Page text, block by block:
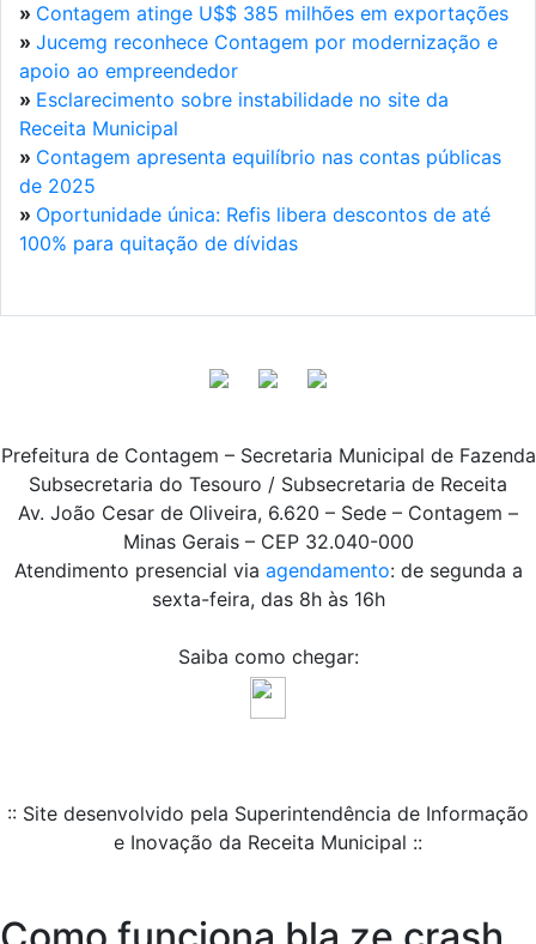
» Contagem atinge U$$ 385 milhões em exportações
» Jucemg reconhece Contagem por modernização e
apoio ao empreendedor
» Esclarecimento sobre instabilidade no site da
Receita Municipal
» Contagem apresenta equilíbrio nas contas públicas
de 2025
» Oportunidade única: Refis libera descontos de até
100% para quitação de dívidas
Prefeitura de Contagem – Secretaria Municipal de Fazenda
Subsecretaria do Tesouro / Subsecretaria de Receita
Av. João Cesar de Oliveira, 6.620 – Sede – Contagem –
Minas Gerais – CEP 32.040-000
Atendimento presencial via agendamento: de segunda a
sexta-feira, das 8h às 16h
Saiba como chegar:
:: Site desenvolvido pela Superintendência de Informação
e Inovação da Receita Municipal ::